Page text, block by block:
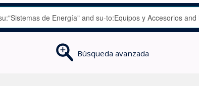
Búsqueda avanzada